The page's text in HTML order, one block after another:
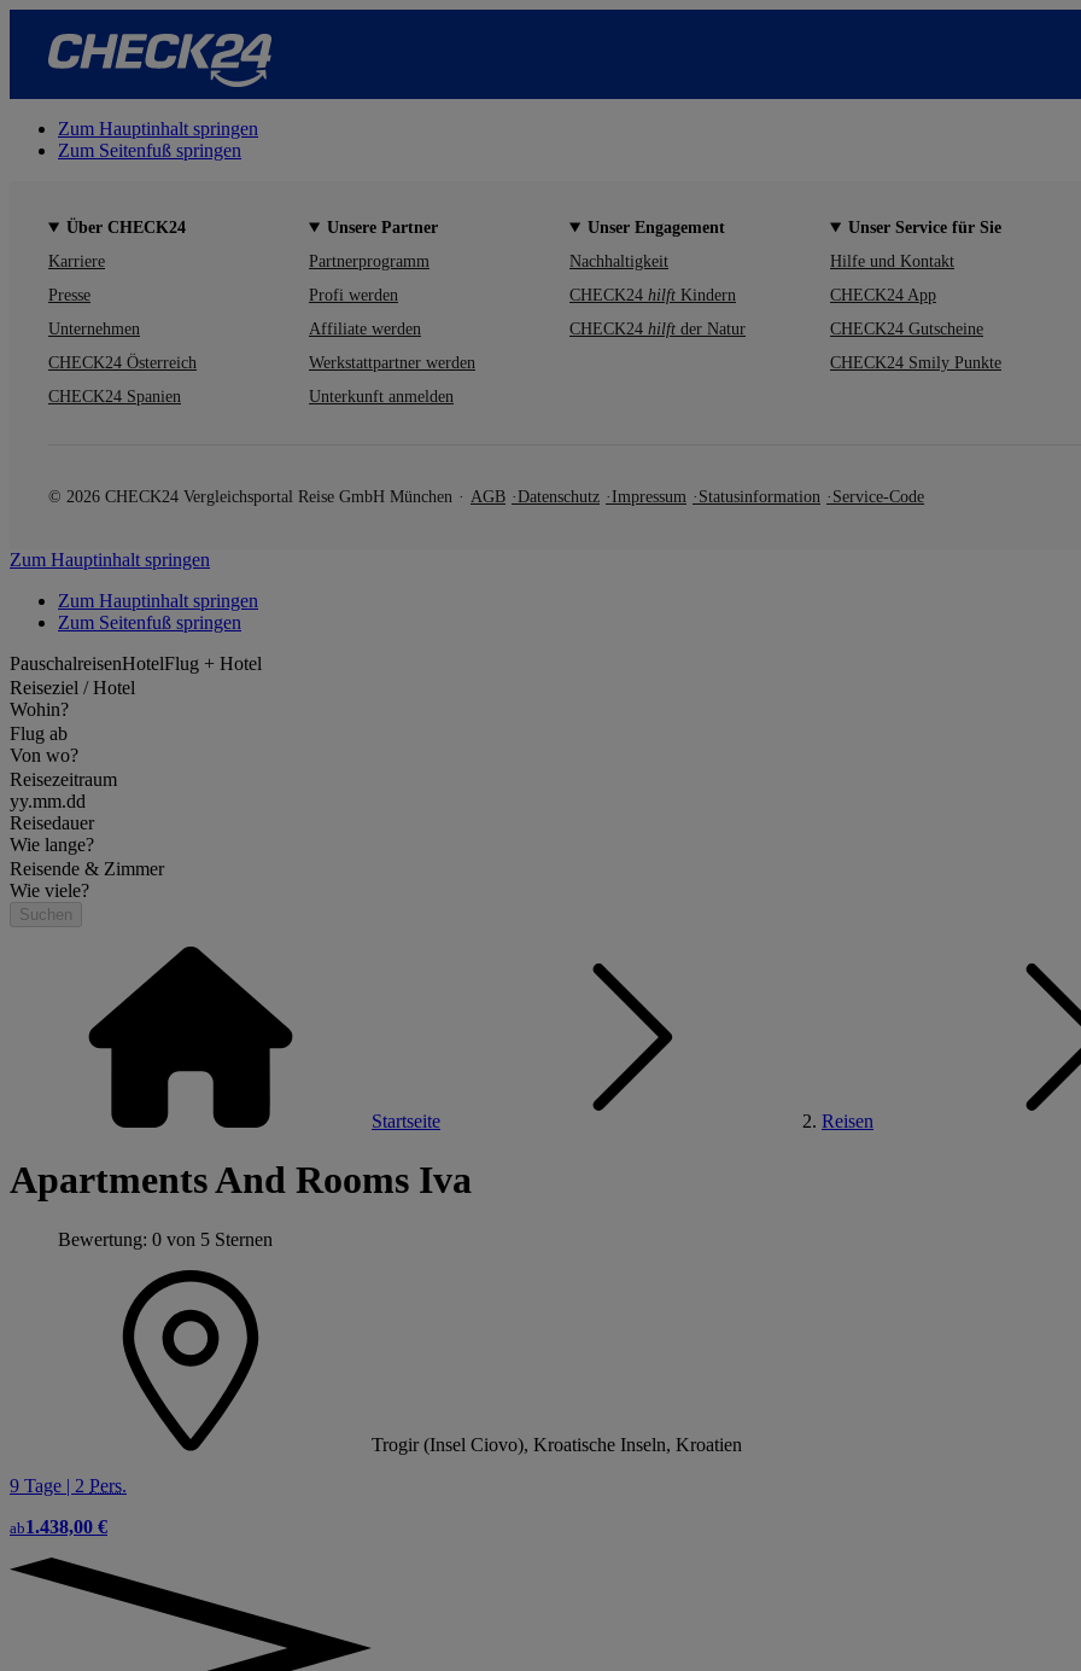
Zum Hauptinhalt springen
Zum Seitenfuß springen
Über CHECK24
Karriere
Presse
Unternehmen
CHECK24 Österreich
CHECK24 Spanien
Unsere Partner
Partnerprogramm
Profi werden
Affiliate werden
Werkstattpartner werden
Unterkunft anmelden
Unser Engagement
Nachhaltigkeit
CHECK24 hilft Kindern
CHECK24 hilft der Natur
Unser Service für Sie
Hilfe und Kontakt
CHECK24 App
CHECK24 Gutscheine
CHECK24 Smily Punkte
© 2026 CHECK24 Vergleichsportal Reise GmbH München AGB Datenschutz Impressum Statusinformation Service-Code
Zum Hauptinhalt springen
Zum Hauptinhalt springen
Zum Seitenfuß springen
PauschalreisenHotelFlug + Hotel
Reiseziel / Hotel
Wohin?
Flug ab
Von wo?
Reisezeitraum
yy.mm.dd
Reisedauer
Wie lange?
Reisende & Zimmer
Wie viele?
Suchen
Startseite Reisen
Apartments And Rooms Iva
Bewertung: 0 von 5 Sternen
Trogir (Insel Ciovo), Kroatische Inseln, Kroatien
9 Tage | 2 Pers.
ab1.438,00 €